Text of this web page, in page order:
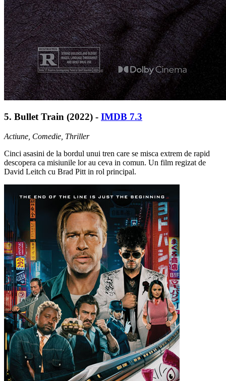
5. Bullet Train (2022) - IMDB 7.3
Actiune, Comedie, Thriller
Cinci asasini de la bordul unui tren care se misca extrem de rapid
descopera ca misiunile lor au ceva in comun. Un film regizat de
David Leitch cu Brad Pitt in rol principal.